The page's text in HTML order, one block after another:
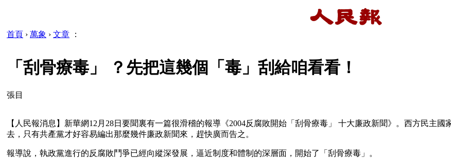
首頁 › 萬象 › 文章 ：
「刮骨療毒」 ？先把這幾個「毒」刮給咱看看！
張目
【人民報消息】新華網12月28日要聞裏有一篇很滑稽的報導《2004反腐敗開始「刮骨療毒」 十大廉政新聞》。西方民主
去，只有共產黨才好容易編出那麼幾件廉政新聞來，趕快廣而告之。
報導說，執政黨進行的反腐敗鬥爭已經向縱深發展，逼近制度和體制的深層面，開始了「刮骨療毒」。